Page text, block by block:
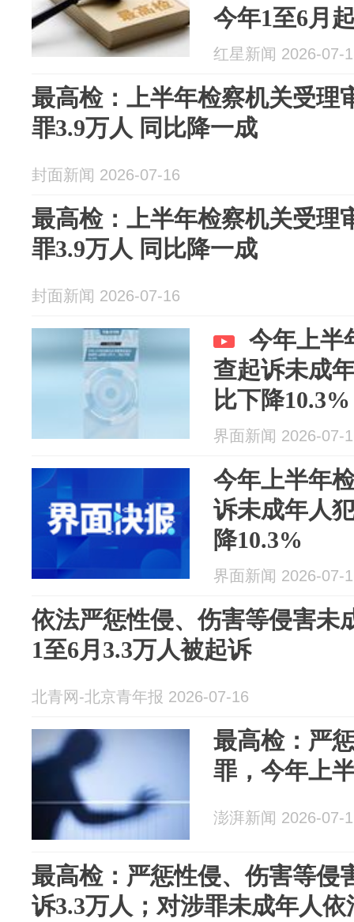
今年1至6月
红星新闻 2026-07-
最高检：上半年检察机关受理
罪3.9万人 同比降一成
封面新闻 2026-07-16
最高检：上半年检察机关受理
罪3.9万人 同比降一成
封面新闻 2026-07-16
今年上半
查起诉未成
比下降10.3%
界面新闻 2026-07-
今年上半年
诉未成年人
降10.3%
界面新闻 2026-07-
依法严惩性侵、伤害等侵害未
1至6月3.3万人被起诉
北青网-北京青年报 2026-07-16
最高检：严
罪，今年上
澎湃新闻 2026-07-
最高检：严惩性侵、伤害等侵
诉3.3万人；对涉罪未成年人